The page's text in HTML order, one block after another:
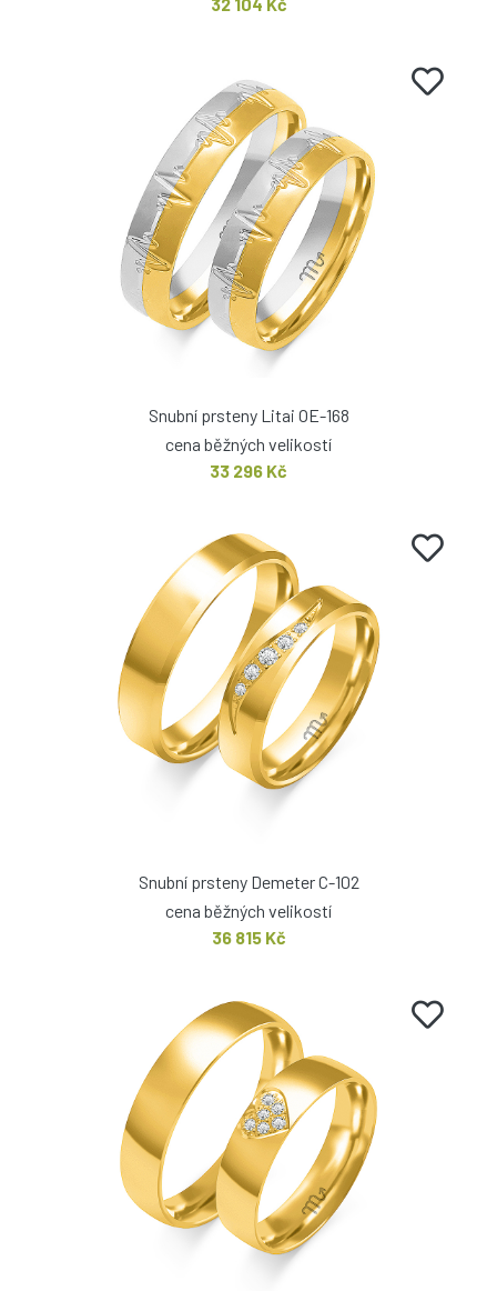
Snubní prsteny Litai OE-168
cena běžných velikostí
33 296 Kč
Snubní prsteny Demeter C-102
cena běžných velikostí
36 815 Kč